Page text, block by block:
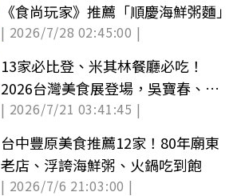
《食尚玩家》推薦「順慶海鮮粥麵」
| 2026/7/28 02:45:00 |
13家必比登、米其林餐廳必吃！
2026台灣美食展登場，吳寶春、阿
基師都來了
| 2026/7/21 03:41:45 |
台中豐原美食推薦12家！80年廟東
老店、浮誇海鮮粥、火鍋吃到飽
| 2026/7/6 21:03:00 |